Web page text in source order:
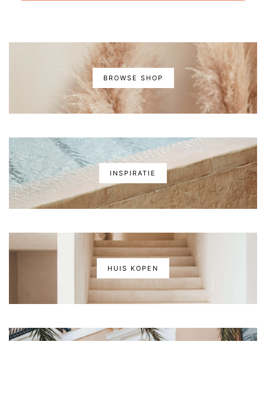
BROWSE SHOP
INSPIRATIE
HUIS KOPEN